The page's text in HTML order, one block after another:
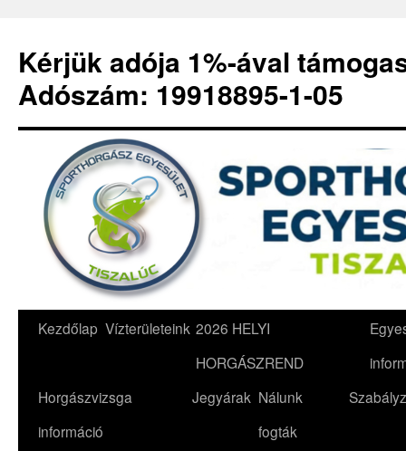
Kérjük adója 1%-ával
Adószám: 19918895-1-05
Kilépés
tartalomba
Kezdőlap Vízterületeink 2026 HELYI
HORGÁSZREND
Horgászvizsga
információ
Jegyárak Nálunk
fogták